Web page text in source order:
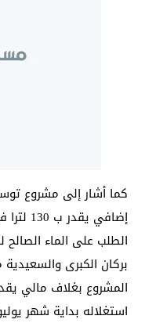
كما أشار إلى مشروع
إضافي
الطلب على الماء
بركان الكبرى
استغلاله بداية شهر يوليوز